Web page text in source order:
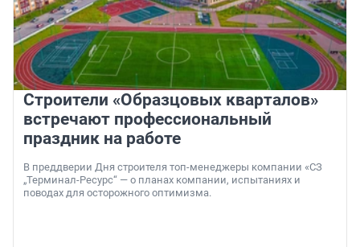
Строители «Образцовых кварталов»
встречают профессиональный
праздник на работе
В преддверии Дня строителя топ-менеджеры компании «СЗ
„Терминал-Ресурс“ — о планах компании, испытаниях и
поводах для осторожного оптимизма.